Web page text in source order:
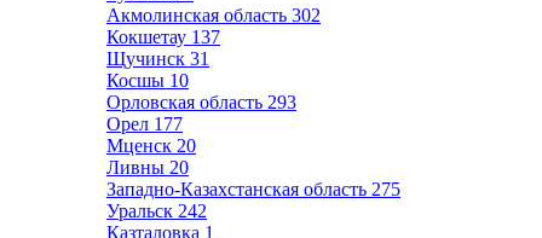
Акмолинская область 302
Кокшетау 137
Щучинск 31
Косшы 10
Орловская область 293
Орел 177
Мценск 20
Ливны 20
Западно-Казахстанская область 275
Уральск 242
Казталовка 1